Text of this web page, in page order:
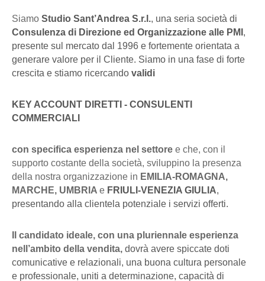
Siamo Studio Sant’Andrea S.r.l., una seria società di
Consulenza di Direzione ed Organizzazione alle PMI ,
presente sul mercato dal 1996 e fortemente orientata a
generare valore per il Cliente. Siamo in una fase di forte
crescita e stiamo ricercando validi
KEY ACCOUNT DIRETTI - CONSULENTI
COMMERCIALI
con specifica esperienza nel settore e che, con il
supporto costante della società, sviluppino la presenza
della nostra organizzazione in EMILIA-ROMAGNA,
MARCHE, UMBRIA e FRIULI-VENEZIA GIULIA,
presentando alla clientela potenziale i servizi offerti.
Il candidato ideale, con una pluriennale esperienza
nell’ambito della vendita, dovrà avere spiccate doti
comunicative e relazionali, una buona cultura personale
e professionale, uniti a determinazione, capacità di